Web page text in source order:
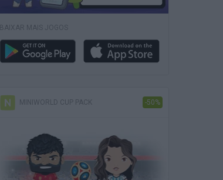
BAIXAR MAIS JOGOS
MINIWORLD CUP PACK -50%